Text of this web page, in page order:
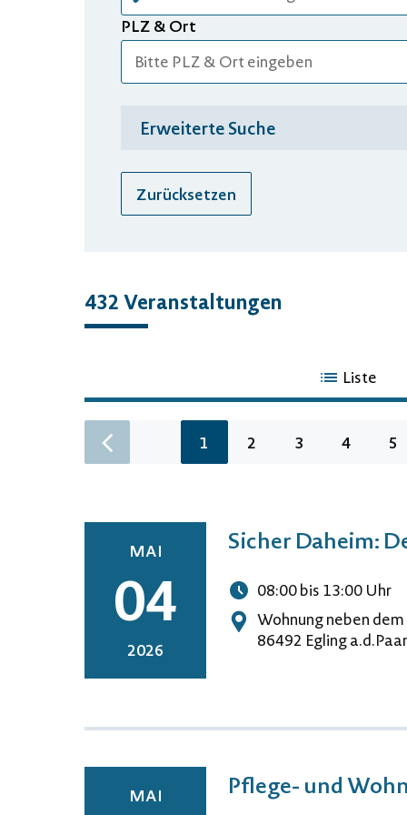
PLZ & Ort
Erweiterte Suche
Zurücksetzen
432 Veranstaltungen
gefunden
Liste
zur vorherigen Seite wechseln
Seite
1 Seite
2 Seite
3 Seite
4 5
Sicher Daheim:
04
MAI
2026
Uhrzeit
08:00bis 13:00 Uhr
Adresse
Wohnung neben
86492 Egling a.d.Paar
Pflege- und
MAI